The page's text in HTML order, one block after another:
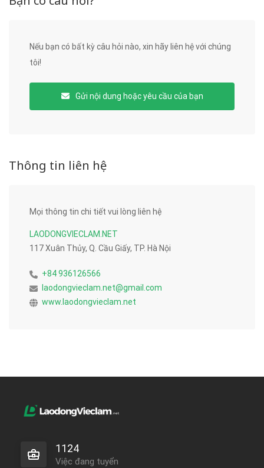
Nếu bạn có bất kỳ câu hỏi nào, xin hãy liên hệ với chúng
tôi!
Gửi nội dung hoặc yêu cầu của bạn
Thông tin liên hệ
Mọi thông tin chi tiết vui lòng liên hệ
LAODONGVIECLAM.NET
117 Xuân Thủy, Q. Cầu Giấy, TP. Hà Nội
+84 936126566
laodongvieclam.net@gmail.com
www.laodongvieclam.net
1124
Việc đang tuyển